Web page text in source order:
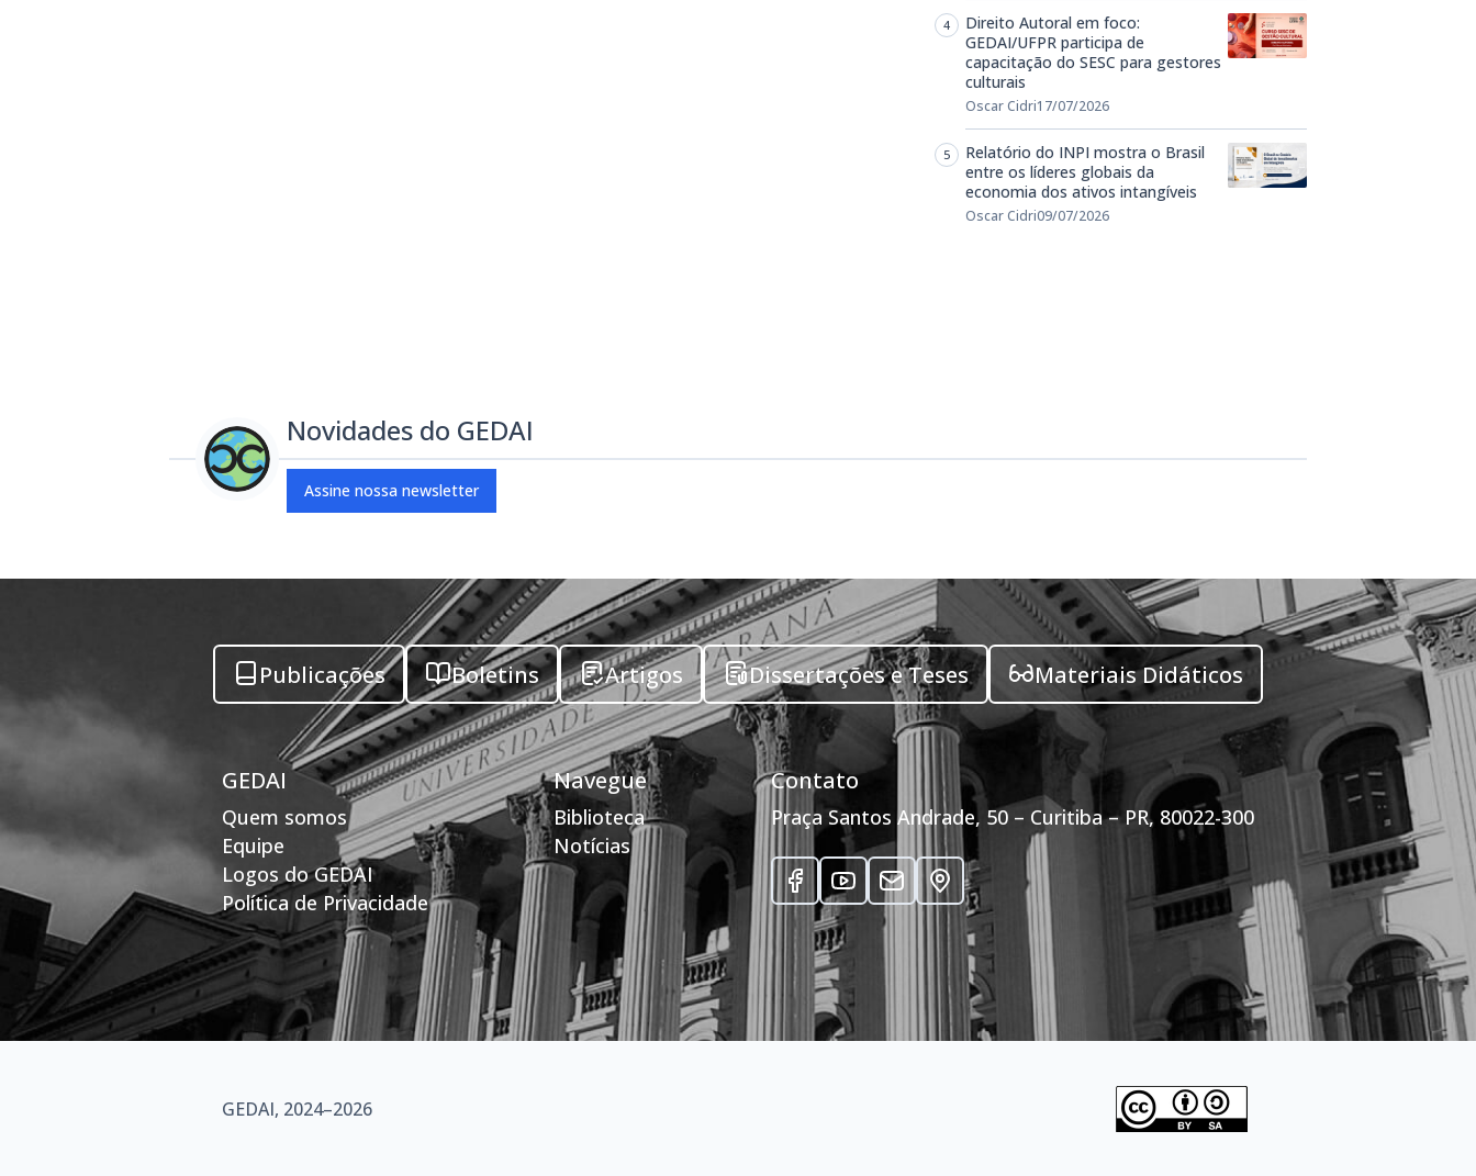
Direito Autoral em foco:
GEDAI/UFPR participa de
capacitação do SESC para gestores
culturais
Oscar Cidri17/07/2026
Relatório do INPI mostra o Brasil
entre os líderes globais da
economia dos ativos intangíveis
Oscar Cidri09/07/2026
Novidades do GEDAI
Assine nossa newsletter
Publicações Boletins Artigos Dissertações e Teses Materiais Didáticos
GEDAI
Quem somos
Equipe
Logos do GEDAI
Política de Privacidade
Navegue
Biblioteca
Notícias
Contato
Praça Santos Andrade, 50 – Curitiba – PR, 80022-300
GEDAI, 2024–2026